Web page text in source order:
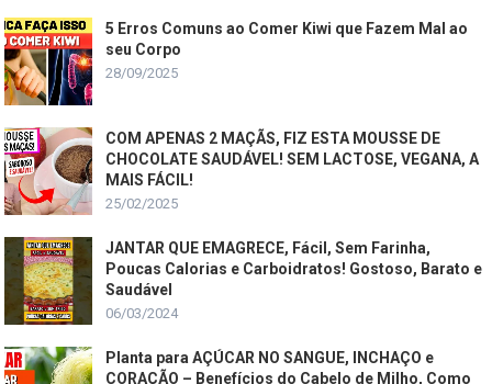
5 Erros Comuns ao Comer Kiwi que Fazem Mal ao
seu Corpo
28/09/2025
COM APENAS 2 MAÇÃS, FIZ ESTA MOUSSE DE
CHOCOLATE SAUDÁVEL! SEM LACTOSE, VEGANA, A
MAIS FÁCIL!
25/02/2025
JANTAR QUE EMAGRECE, Fácil, Sem Farinha,
Poucas Calorias e Carboidratos! Gostoso, Barato e
Saudável
06/03/2024
Planta para AÇÚCAR NO SANGUE, INCHAÇO e
CORAÇÃO – Benefícios do Cabelo de Milho, Como